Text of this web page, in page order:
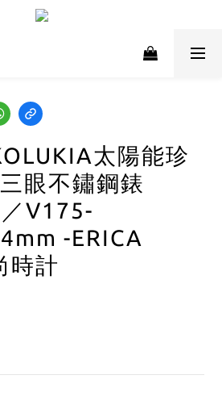
太陽能珍
眼不鏽鋼錶
V175-
-ERICA
時計